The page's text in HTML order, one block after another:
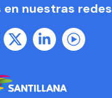
en nuestras redes